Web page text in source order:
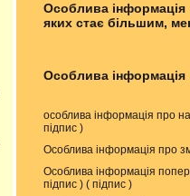
Особлива інформація
яких стає більшим,
Особлива інформація
особлива інформація про
підпис )
Особлива інформація про
Особлива інформація
підпис ) ( підпис )